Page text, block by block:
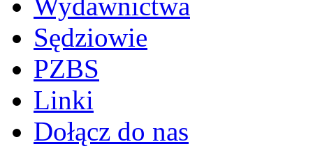
Wydawnictwa
Sędziowie
PZBS
Linki
Dołącz do nas